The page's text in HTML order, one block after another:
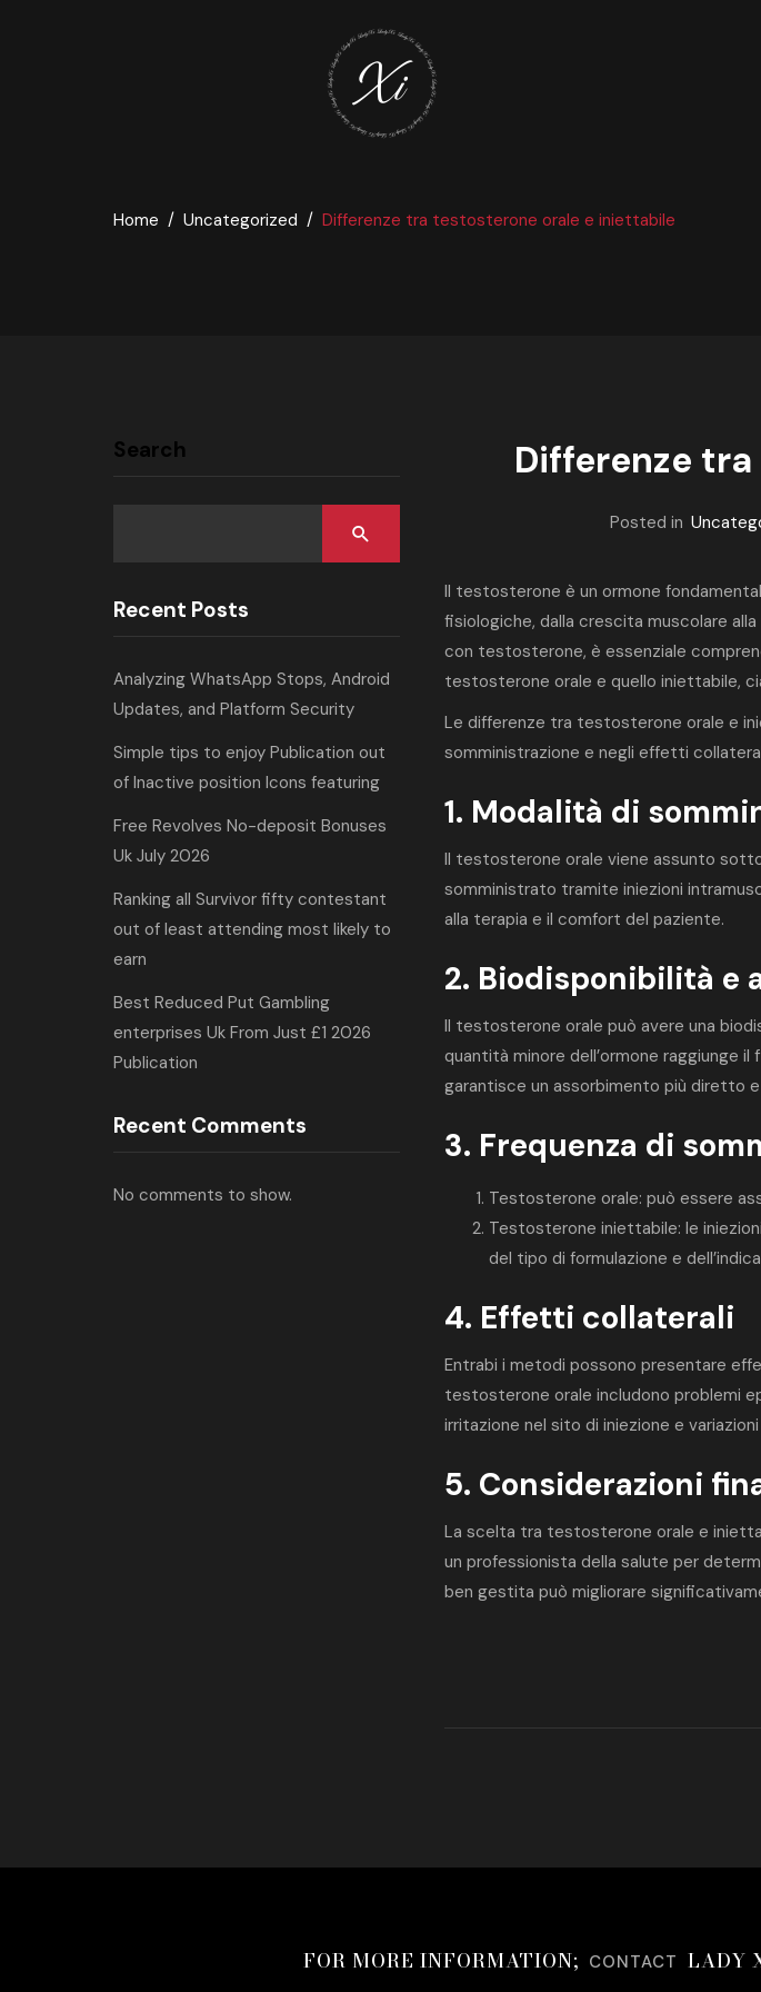
Home Uncategorized Differenze tra testosterone orale e iniettabile
Differenze
Posted in
Il testosterone è un ormone
fisiologiche, dalla crescita muscolare
con testosterone, è essenziale
testosterone orale e quello iniettabile,
Le differenze tra testosterone orale e
somministrazione e negli effetti
1. Modalità di
Il testosterone orale viene assunto
somministrato tramite iniezioni
alla terapia e il comfort del paziente.
2. Biodisponibilità e
Il testosterone orale può avere una
quantità minore dell’ormone raggiunge
garantisce un assorbimento più diretto
3. Frequenza di
Testosterone orale: può essere
Testosterone iniettabile: le
del tipo di formulazione e
4. Effetti collaterali
Entrabi i metodi possono presentare
testosterone orale includono problemi
irritazione nel sito di iniezione e
5. Considerazioni
La scelta tra testosterone orale e
un professionista della salute per
ben gestita può migliorare
Search
Recent Posts
Analyzing WhatsApp Stops, Android
Updates, and Platform Security
Simple tips to enjoy Publication out
of Inactive position Icons featuring
Free Revolves No-deposit Bonuses
Uk July 2026
Ranking all Survivor fifty contestant
out of least attending most likely to
earn
Best Reduced Put Gambling
enterprises Uk From Just £1 2026
Publication
Recent Comments
No comments to show.
FOR MORE INFORMATION; CONTACT LADY